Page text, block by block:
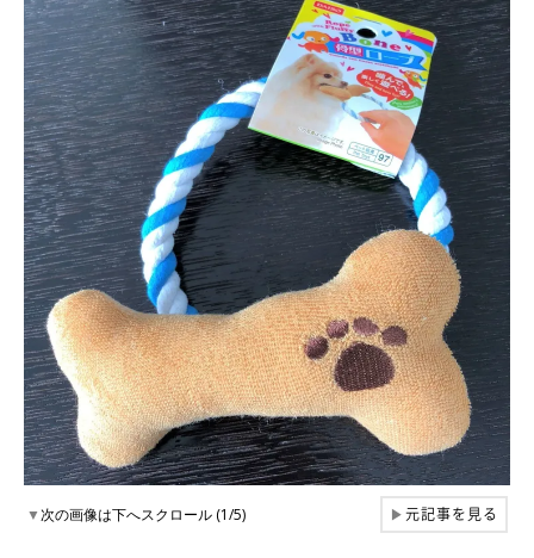
▼次の画像は下へスクロール (1/5) ▶元記事を見る